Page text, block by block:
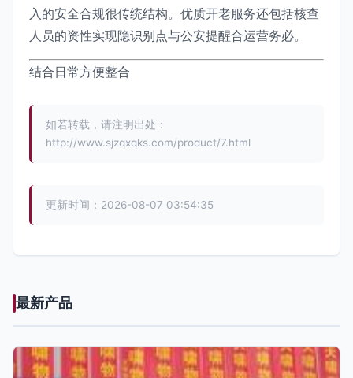
入的安全合规很传统结构。优质开老服务还包括核查
人员的资性实现隐识别点与公安提醒合运营务必。
结合日常方便整合
如若转载，请注明出处：
http://www.sjzqxqks.com/product/7.html
更新时间：2026-08-07 03:54:35
最新产品